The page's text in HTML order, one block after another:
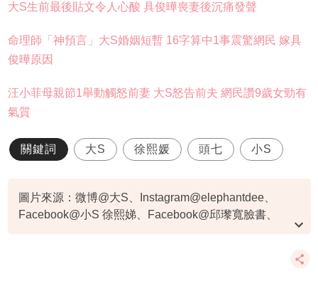
大S生前最後貼文令人心酸 具俊曄喪妻後沉痛發聲
命理師「神預言」大S婚姻短暫 16字算中1事震驚網民 嫁具
俊曄原因
汪小菲母親節1舉動觸怒前妻 大S怒告前夫 網民讚9歲女勁有
氣質
關鍵詞 大S 徐熙媛 頭七 小S
圖片來源：微博@大S、Instagram@elephantdee、
Facebook@小S 徐熙娣、Facebook@邱瓈寬臉書、